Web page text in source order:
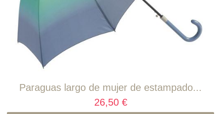
Paraguas largo de mujer de estampado...
26,50 €